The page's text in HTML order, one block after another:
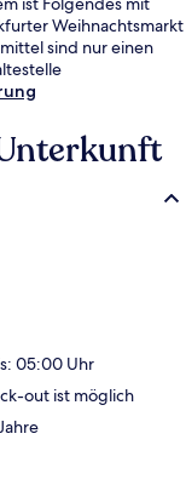
Weihnachtsmarkt
sind nur einen
05:00 Uhr
out ist möglich